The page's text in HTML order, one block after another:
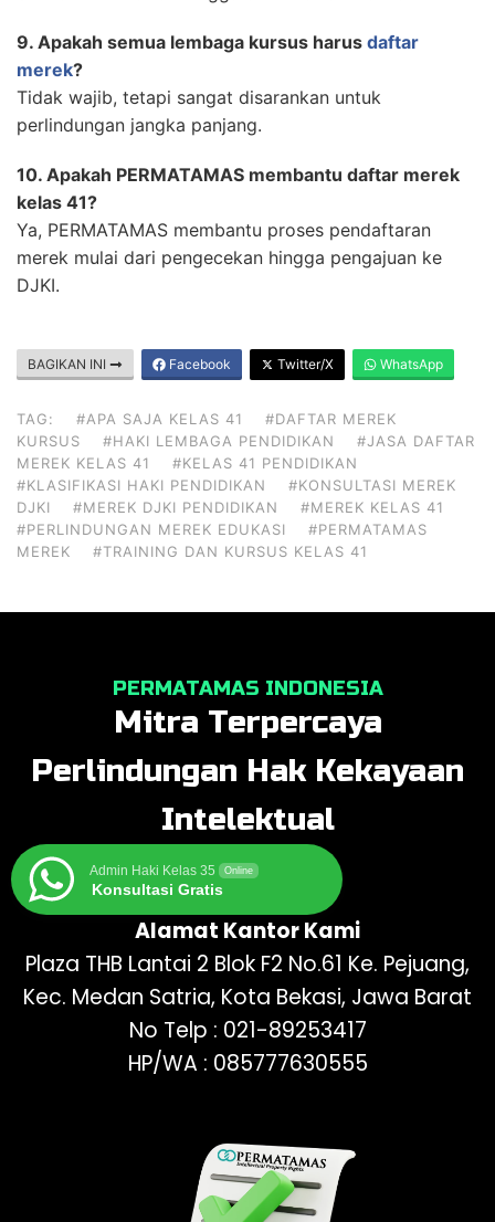
9. Apakah semua lembaga kursus harus daftar
merek?
Tidak wajib, tetapi sangat disarankan untuk
perlindungan jangka panjang.
10. Apakah PERMATAMAS membantu daftar merek
kelas 41?
Ya, PERMATAMAS membantu proses pendaftaran
merek mulai dari pengecekan hingga pengajuan ke
DJKI.
BAGIKAN INI Facebook Twitter/X WhatsApp
TAG: #APA SAJA KELAS 41
#DAFTAR MEREK
KURSUS
#HAKI LEMBAGA PENDIDIKAN
#JASA DAFTAR
MEREK KELAS 41
#KELAS 41 PENDIDIKAN
#KLASIFIKASI HAKI PENDIDIKAN
#KONSULTASI MEREK
DJKI
#MEREK DJKI PENDIDIKAN
#MEREK KELAS 41
#PERLINDUNGAN MEREK EDUKASI
#PERMATAMAS
MEREK
#TRAINING DAN KURSUS KELAS 41
PERMATAMAS INDONESIA
Mitra Terpercaya
Perlindungan Hak Kekayaan
Intelektual
Admin Haki Kelas 35 Online
Konsultasi Gratis
Alamat Kantor Kami
Plaza THB Lantai 2 Blok F2 No.61 Ke. Pejuang,
Kec. Medan Satria, Kota Bekasi, Jawa Barat
No Telp : 021-89253417
HP/WA : 085777630555